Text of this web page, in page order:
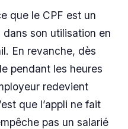
que le CPF est un
son utilisation en
En revanche, dès
pendant les heures
redevient
que l’appli ne fait
pas un salarié